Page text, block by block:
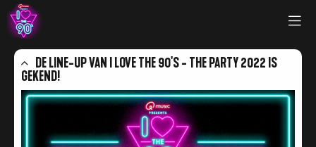
DE LINE-UP VAN I LOVE THE 90'S - THE PARTY 2022 IS
GEKEND!